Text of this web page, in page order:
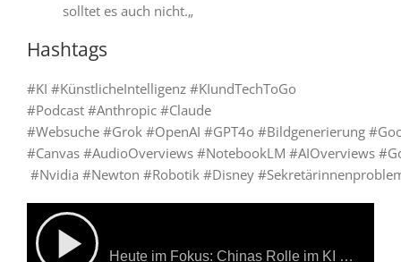
solltet es auch nicht.„
Hashtags
#KI #KünstlicheIntelligenz #KIundTechToGo
#Podcast #Anthropic #Claude
#Websuche #Grok #OpenAI #GPT4o #Bildgenerierung
#Canvas #AudioOverviews #NotebookLM #AIOverviews
#Nvidia #Newton #Robotik #Disney